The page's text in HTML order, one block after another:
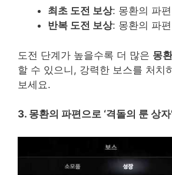
최초 도전 보상: 몽환의 파
반복 도전 보상: 몽환의 파
도전 단계가 높을수록 더 많은 몽
할 수 있으니, 강력한 보스를 처치
보세요.
3. 몽환의 파편으로 ‘격돌의 룬 상자